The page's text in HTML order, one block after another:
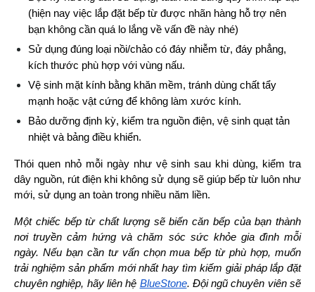
(hiện nay việc lắp đặt bếp từ được nhãn hàng hỗ trợ nên
bạn không cần quá lo lắng về vấn đề này nhé)
Sử dụng đúng loại nồi/chảo có đáy nhiễm từ, đáy phẳng,
kích thước phù hợp với vùng nấu.
Vệ sinh mặt kính bằng khăn mềm, tránh dùng chất tẩy
mạnh hoặc vật cứng để không làm xước kính.
Bảo dưỡng định kỳ, kiểm tra nguồn điện, vệ sinh quạt tản
nhiệt và bảng điều khiển.
Thói quen nhỏ mỗi ngày như vệ sinh sau khi dùng, kiểm tra
dây nguồn, rút điện khi không sử dụng sẽ giúp bếp từ luôn như
mới, sử dụng an toàn trong nhiều năm liền.
Một chiếc bếp từ chất lượng sẽ biến căn bếp của bạn thành
nơi truyền cảm hứng và chăm sóc sức khỏe gia đình mỗi
ngày. Nếu bạn cần tư vấn chọn mua bếp từ phù hợp, muốn
trải nghiệm sản phẩm mới nhất hay tìm kiếm giải pháp lắp đặt
chuyên nghiệp, hãy liên hệ BlueStone. Đội ngũ chuyên viên sẽ